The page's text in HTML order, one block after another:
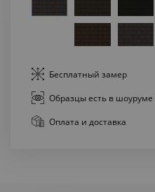
Бесплатный замер
Образцы есть в шоуруме
Оплата и доставка